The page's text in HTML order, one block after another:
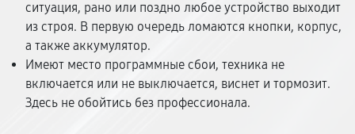
ситуация, рано или поздно любое устройство выходит
из строя. В первую очередь ломаются кнопки, корпус,
а также аккумулятор.
Имеют место программные сбои, техника не
включается или не выключается, виснет и тормозит.
Здесь не обойтись без профессионала.